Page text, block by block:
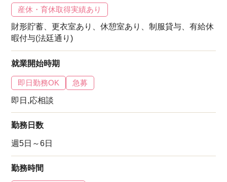
産休・育休取得実績あり
財形貯蓄、更衣室あり、休憩室あり、制服貸与、有給休
暇付与(法廷通り)
就業開始時期
即日勤務OK 急募
即日,応相談
勤務日数
週5日～6日
勤務時間